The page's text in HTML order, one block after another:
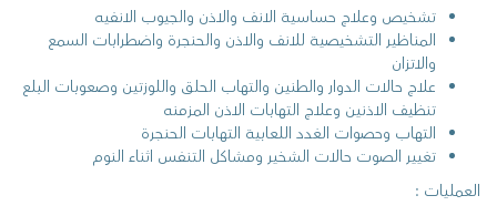
تشخيص وعلاج حساسية الانف والاذن والجيوب الانفيه
المناظير التشخيصية للانف والاذن والحنجرة واضطرابات السمع
والاتزان
علاج حالات الدوار والطنين والتهاب الحلق واللوزتين وصعوبات البلع
تنظيف الاذنين وعلاج التهابات الاذن المزمنه
التهاب وحصوات الغدد اللعابية التهابات الحنجرة
تغيير الصوت حالات الشخير ومشاكل التنفس اثناء النوم
العمليات :